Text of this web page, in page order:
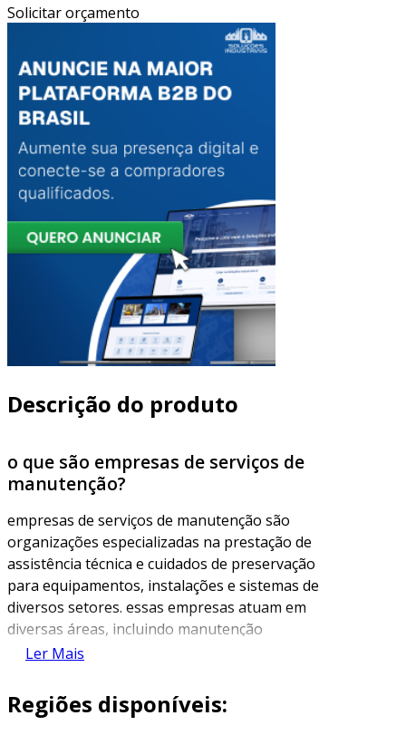
Solicitar orçamento
Descrição do produto
o que são empresas de serviços de
manutenção?
empresas de serviços de manutenção são
organizações especializadas na prestação de
assistência técnica e cuidados de preservação
para equipamentos, instalações e sistemas de
diversos setores. essas empresas atuam em
diversas áreas, incluindo manutenção
industrial, predial, de veículos e tudo que
estruturas, garantindo sua eficiência e
segurança.
Ler Mais
Regiões disponíveis: